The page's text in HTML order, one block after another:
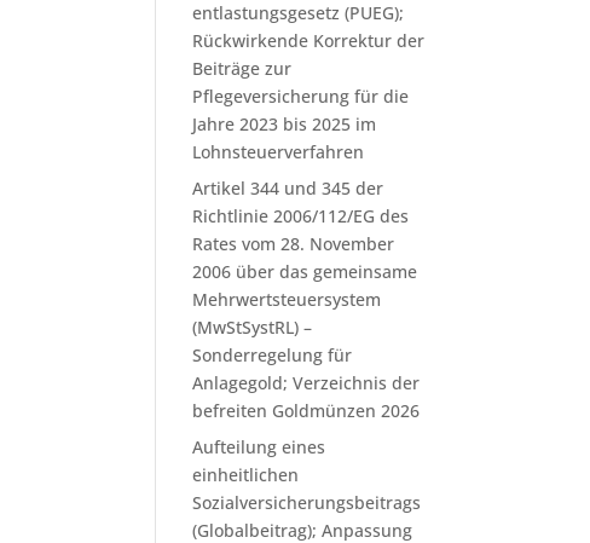
entlastungsgesetz (PUEG);
Rückwirkende Korrektur der
Beiträge zur
Pflegeversicherung für die
Jahre 2023 bis 2025 im
Lohnsteuerverfahren
Artikel 344 und 345 der
Richtlinie 2006/112/EG des
Rates vom 28. November
2006 über das gemeinsame
Mehrwertsteuersystem
(MwStSystRL) –
Sonderregelung für
Anlagegold; Verzeichnis der
befreiten Goldmünzen 2026
Aufteilung eines
einheitlichen
Sozialversicherungsbeitrags
(Globalbeitrag); Anpassung